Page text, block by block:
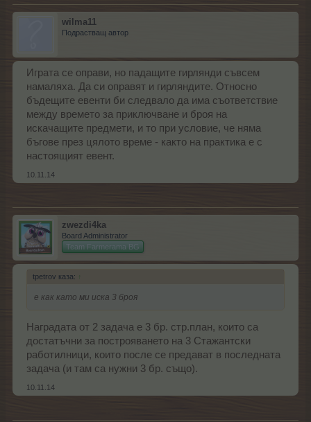
wilma11
Подрастващ автор
Играта се оправи, но падащите гирлянди съвсем
намаляха. Да си оправят и гирляндите. Относно
бъдещите евенти би следвало да има съответствие
между времето за приключване и броя на
искачащите предмети, и то при условие, че няма
бъгове през цялото време - както на практика е с
настоящият евент.
10.11.14
zwezdi4ka
Board Administrator
Team Farmerama BG
tpetrov каза: ↑
е как като ми иска 3 броя
Наградата от 2 задача е 3 бр. стр.план, които са
достатъчни за построяването на 3 Стажантски
работилници, които после се предават в последната
задача (и там са нужни 3 бр. също).
10.11.14